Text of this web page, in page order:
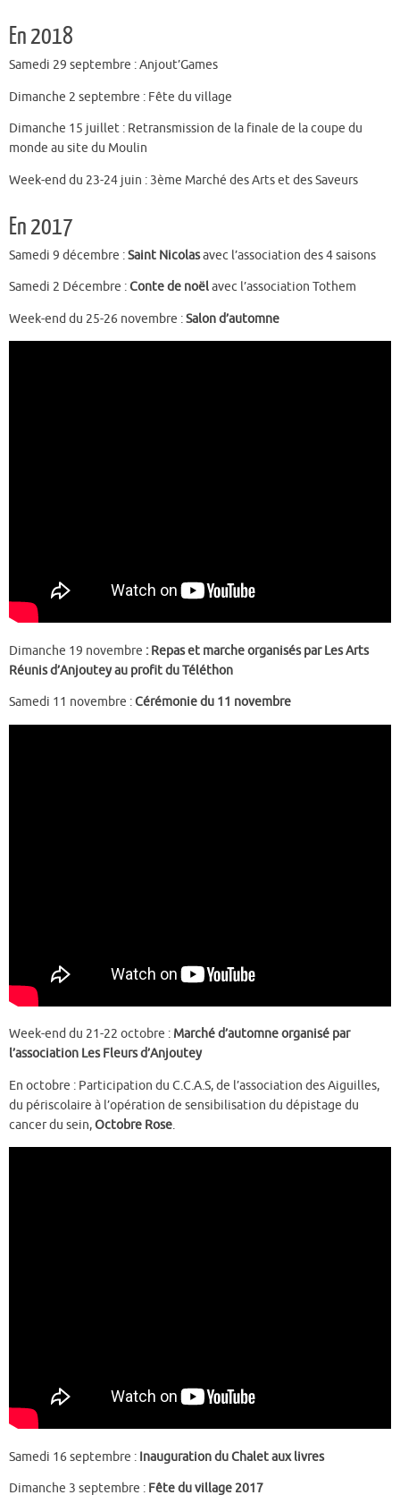
En 2018
Samedi 29 septembre : Anjout’Games
Dimanche 2 septembre : Fête du village
Dimanche 15 juillet : Retransmission de la finale de la coupe du
monde au site du Moulin
Week-end du 23-24 juin : 3ème Marché des Arts et des Saveurs
En 2017
Samedi 9 décembre :Saint Nicolasavec l’association des 4 saisons
Samedi 2 Décembre :Conte de noëlavec l’association Tothem
Week-end du 25-26 novembre :Salon d’automne
Dimanche 19 novembre : Repas et marche organisés par Les Arts
Réunis d’Anjoutey au profit du Téléthon
Samedi 11 novembre :Cérémonie du 11 novembre
Week-end du 21-22 octobre : Marché d’automne organisé par
l’association Les Fleurs d’Anjoutey
En octobre : Participation du C.C.A.S, de l’association des Aiguilles,
du périscolaire à l’opération de sensibilisation du dépistage du
cancer du sein,Octobre Rose.
Samedi 16 septembre : Inauguration du Chalet aux livres
Dimanche 3 septembre : Fête du village 2017